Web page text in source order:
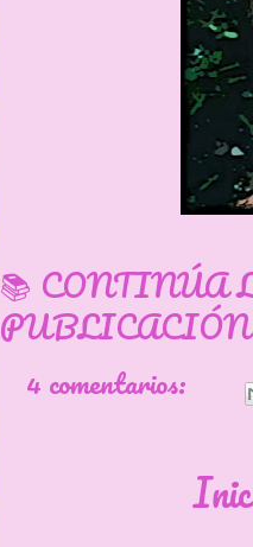
📚 CONTINÚA
4 comentarios: